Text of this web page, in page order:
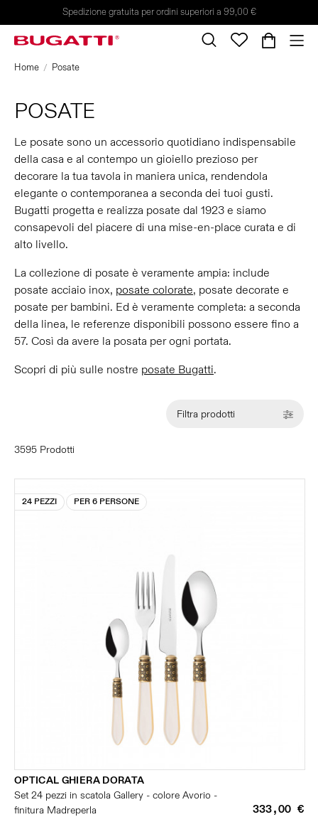
Spedizione gratuita per ordini superiori a 99,00 €
Home Posate
POSATE
Le posate sono un accessorio quotidiano indispensabile
della casa e al contempo un gioiello prezioso per
decorare la tua tavola in maniera unica, rendendola
elegante o contemporanea a seconda dei tuoi gusti.
Bugatti progetta e realizza posate dal 1923 e siamo
consapevoli del piacere di una mise-en-place curata e di
alto livello.
La collezione di posate è veramente ampia: include
posate acciaio inox, posate colorate, posate decorate e
posate per bambini. Ed è veramente completa: a seconda
della linea, le referenze disponibili possono essere fino a
57. Così da avere la posata per ogni portata.
Scopri di più sulle nostre posate Bugatti.
Filtra prodotti
3595 Prodotti
24 PEZZI PER 6 PERSONE
OPTICAL GHIERA DORATA
Set 24 pezzi in scatola Gallery - colore Avorio -
finitura Madreperla
333,00 €